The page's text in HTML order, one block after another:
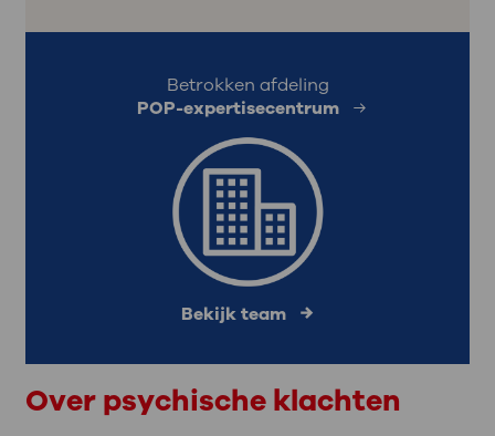
Betrokken afdeling
POP-expertisecentrum
Bekijk team
Over psychische klachten